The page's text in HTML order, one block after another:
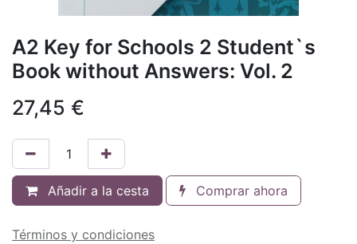
A2 Key for Schools 2 Student`s
Book without Answers: Vol. 2
27,45 €
Añadir a la cesta Comprar ahora
Términos y condiciones